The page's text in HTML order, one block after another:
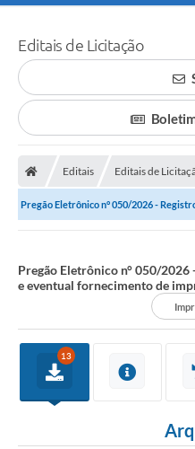
Editais de Licitação
Editais Editais de
Pregão Eletrônico n° 050/2026 -
Pregão Eletrônico n° 050/
e eventual fornecimento de
13